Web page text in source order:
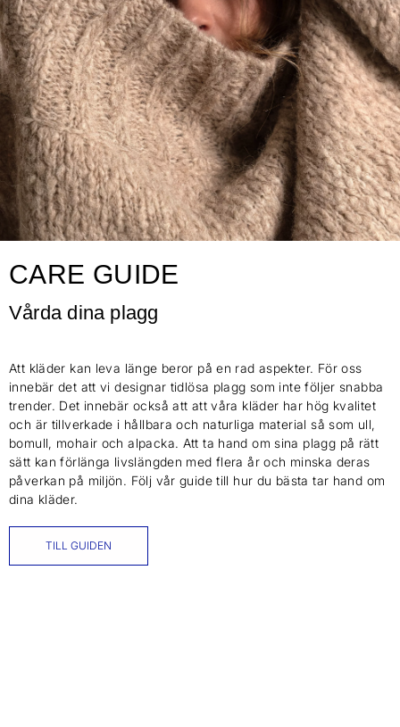
CARE GUIDE
Vårda dina plagg
Att kläder kan leva länge beror på en rad aspekter. För oss
innebär det att vi designar tidlösa plagg som inte följer snabba
trender. Det innebär också att att våra kläder har hög kvalitet
och är tillverkade i hållbara och naturliga material så som ull,
bomull, mohair och alpacka. Att ta hand om sina plagg på rätt
sätt kan förlänga livslängden med flera år och minska deras
påverkan på miljön. Följ vår guide till hur du bästa tar hand om
dina kläder.
TILL GUIDEN